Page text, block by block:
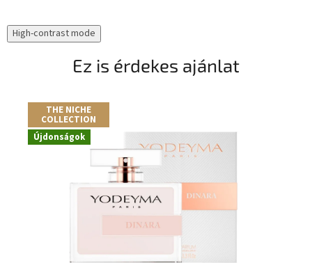
High-contrast mode
Ez is érdekes ajánlat
THE NICHE
COLLECTION
Újdonságok